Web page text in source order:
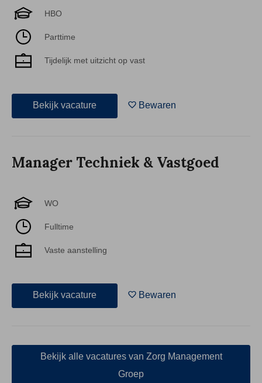
HBO
Parttime
Tijdelijk met uitzicht op vast
Bekijk vacature Bewaren
Manager Techniek & Vastgoed
WO
Fulltime
Vaste aanstelling
Bekijk vacature Bewaren
Bekijk alle vacatures van Zorg Management
Groep